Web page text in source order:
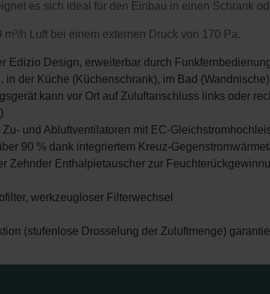
es sich ideal für den Einbau in einen Schrank
h Luft bei einem externen Druck von 170 Pa.
Edizio Design, erweiterbar durch
der Küche (Küchenschrank), im Bad
kann vor Ort auf Zuluftanschluss links oder
und Abluftventilatoren mit EC-
90 % dank integriertem Kreuz-
Zehnder Enthalpietauscher zur
werkzeugloser Filterwechsel
(stufenlose Drosselung der Zuluftmenge)